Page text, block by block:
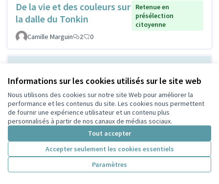
Informations sur les cookies utilisés sur le site web
Nous utilisons des cookies sur notre site Web pour améliorer la
performance et les contenus du site. Les cookies nous permettent
de fournir une expérience utilisateur et un contenu plus
personnalisés à partir de nos canaux de médias sociaux.
Tout accepter
Accepter seulement les cookies essentiels
Paramètres
De la vie et des couleurs sur
la dalle du Tonkin
Retenue en
présélection
citoyenne
Camille Marguin
2 0
Ombrager devant la MLIS
pour respirer mieux
Non retenue en
présélection
Lescuyer
2 0